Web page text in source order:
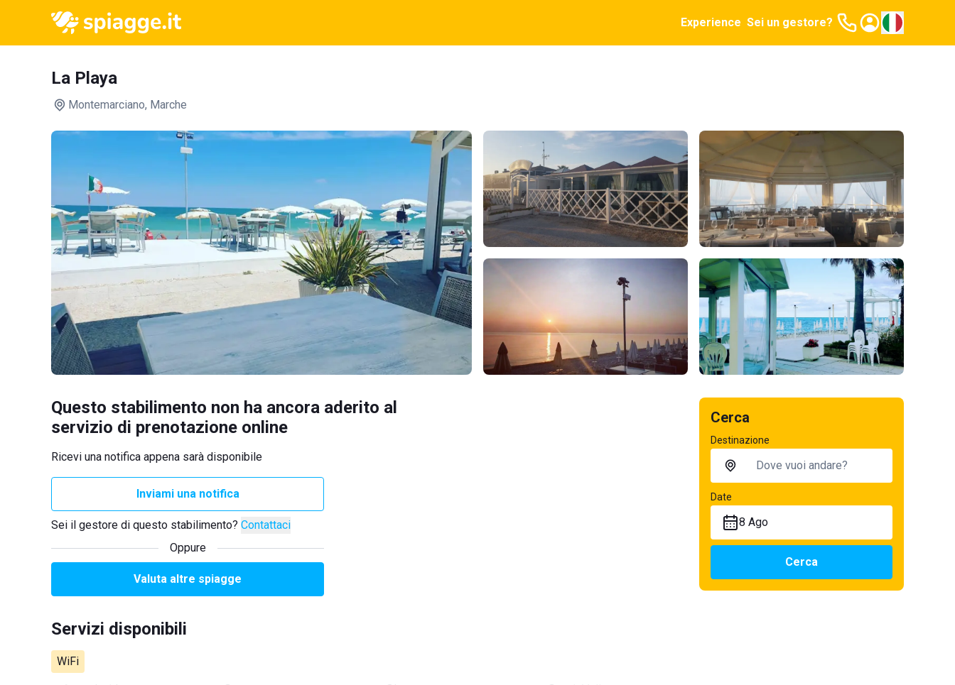
Experience Sei un gestore?
La Playa
Montemarciano, Marche
Questo stabilimento non ha ancora aderito al
servizio di prenotazione online
Ricevi una notifica appena sarà disponibile
Inviami una notifica
Sei il gestore di questo stabilimento? Contattaci
Oppure
Valuta altre spiagge
Servizi disponibili
WiFi
Cerca
Destinazione
Date
8 Ago
Cerca